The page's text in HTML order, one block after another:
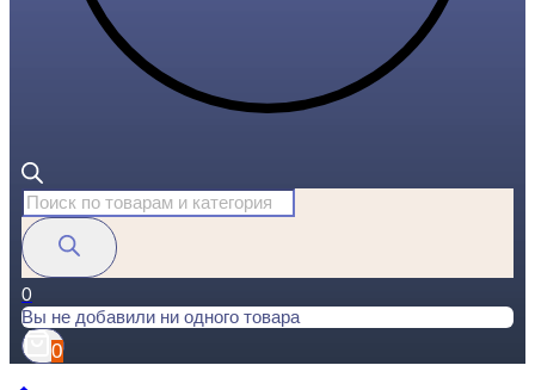
Поиск
товаров
0
Вы не добавили ни одного товара
0